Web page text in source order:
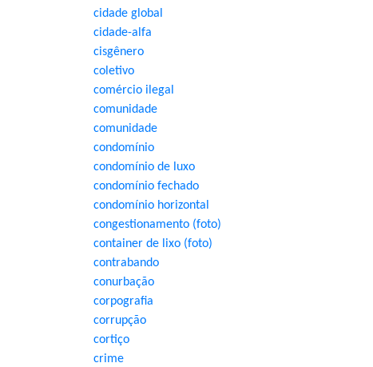
cidade global
cidade-alfa
cisgênero
coletivo
comércio ilegal
comunidade
comunidade
condomínio
condomínio de luxo
condomínio fechado
condomínio horizontal
congestionamento (foto)
container de lixo (foto)
contrabando
conurbação
corpografia
corrupção
cortiço
crime